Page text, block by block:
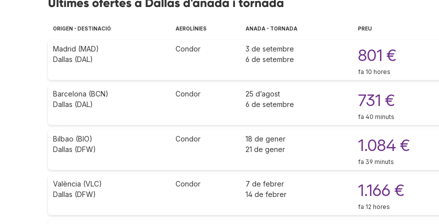
Últimes ofertes a Dallas d'anada i tornada
ORIGEN - DESTINACIÓ AEROLÍNIES ANADA - TORNADA PREU
Madrid (MAD)
Dallas (DAL)
Condor
3 de setembre
6 de setembre
801 €
fa 10 hores
Barcelona (BCN)
Dallas (DAL)
Condor
25 d’agost
6 de setembre
731 €
fa 40 minuts
Bilbao (BIO)
Dallas (DFW)
Condor
18 de gener
21 de gener
1.084 €
fa 39 minuts
València (VLC)
Dallas (DFW)
Condor
7 de febrer
14 de febrer
1.166 €
fa 12 hores